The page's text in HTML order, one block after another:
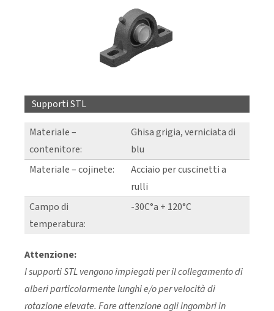
Supporti STL
Materiale –
contenitore:
Ghisa grigia, verniciata di
blu
Materiale – cojinete:
Acciaio per cuscinetti a
rulli
Campo di
temperatura:
-30C°a + 120°C
Attenzione:
I supporti STL vengono impiegati per il collegamento di
alberi particolarmente lunghi e/o per velocità di
rotazione elevate. Fare attenzione agli ingombri in